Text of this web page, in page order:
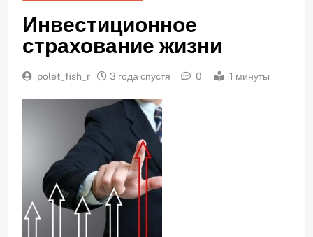
Инвестиционное
страхование жизни
polet_fish_r 3 года спустя 0 1 минуты